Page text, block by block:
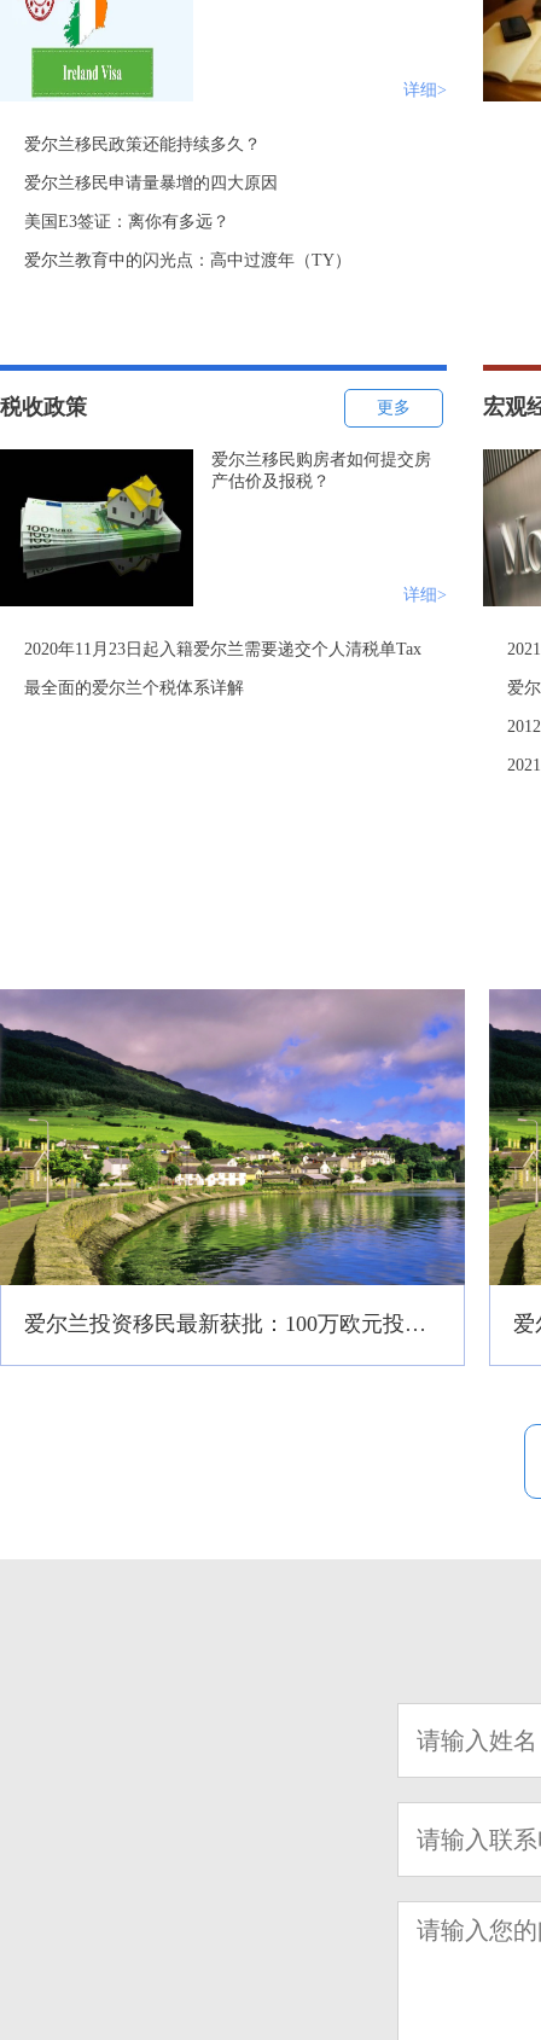
详细>
爱尔兰移民政策还能持续多久？
爱尔兰移民申请量暴增的四大原因
美国E3签证：离你有多远？
爱尔兰教育中的闪光点：高中过渡年（TY）
税收政策 更多
爱尔兰移民购房者如何提交房
产估价及报税？
详细>
2020年11月23日起入籍爱尔兰需要递交个人清税单Tax
最全面的爱尔兰个税体系详解
宏观
爱尔兰投资移民最新获批：100万欧元投资企业